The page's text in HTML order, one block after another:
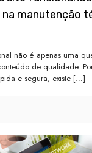
manutenção
não é apenas uma
de qualidade.
e segura, existe […]